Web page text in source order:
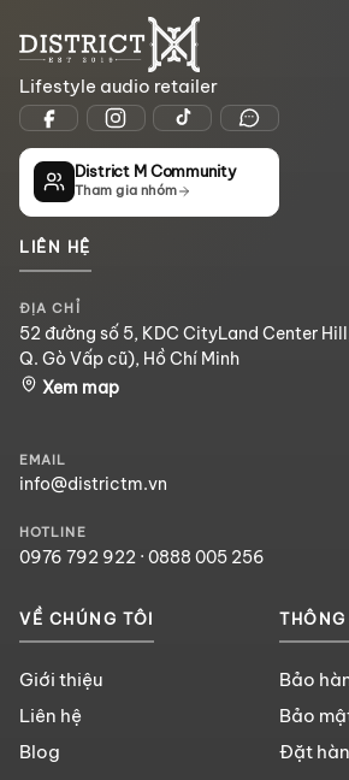
Lifestyle audio retailer
District M Community
Tham gia nhóm
LIÊN HỆ
ĐỊA CHỈ
52 đường số 5, KDC CityLand Center
Q. Gò Vấp cũ), Hồ Chí Minh
Xem map
EMAIL
info@districtm.vn
HOTLINE
0976 792 922 · 0888 005 256
VỀ CHÚNG TÔI
Giới thiệu
Liên hệ
Blog
THÔNG
Bảo
Bảo
Đặt